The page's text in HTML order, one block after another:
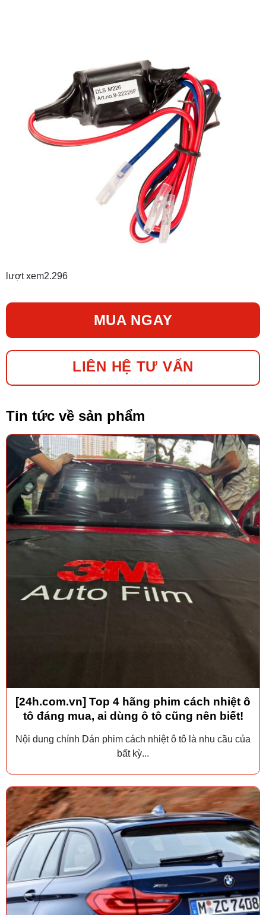
lượt xem2.296
MUA NGAY
LIÊN HỆ TƯ VẤN
Tin tức về sản phẩm
[24h.com.vn] Top 4 hãng phim cách nhiệt ô
tô đáng mua, ai dùng ô tô cũng nên biết!
Nội dung chính Dán phim cách nhiệt ô tô là nhu cầu của
bất kỳ...